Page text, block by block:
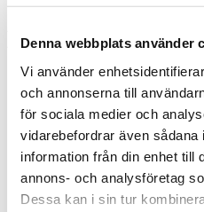
Denna webbplats använder
Vi använder
och annonserna till
för sociala medier och
vidarebefordrar även sådana
information från din enhet till
annons- och analysföretag
Dessa kan i sin tur
Samma pris i butik & online
Reservera och hämta i butik
Arvika
Borlänge
Borås